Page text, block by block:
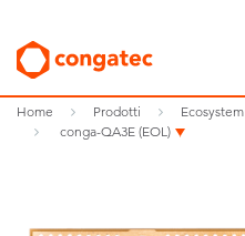
Home Prodotti Ecosystem
conga-QA3E (EOL)